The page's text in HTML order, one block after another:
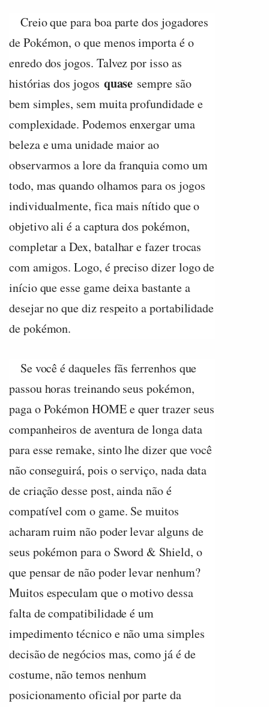
Creio que para boa parte dos jogadores
de Pokémon, o que menos importa é o
enredo dos jogos. Talvez por isso as
histórias dos jogos quase sempre são
bem simples, sem muita profundidade e
complexidade. Podemos enxergar uma
beleza e uma unidade maior ao
observarmos a lore da franquia como um
todo, mas quando olhamos para os jogos
individualmente, fica mais nítido que o
objetivo ali é a captura dos pokémon,
completar a Dex, batalhar e fazer trocas
com amigos. Logo, é preciso dizer logo de
início que esse game deixa bastante a
desejar no que diz respeito a portabilidade
de pokémon.
Se você é daqueles fãs ferrenhos que
passou horas treinando seus pokémon,
paga o Pokémon HOME e quer trazer seus
companheiros de aventura de longa data
para esse remake, sinto lhe dizer que você
não conseguirá, pois o serviço, nada data
de criação desse post, ainda não é
compatível com o game. Se muitos
acharam ruim não poder levar alguns de
seus pokémon para o Sword & Shield, o
que pensar de não poder levar nenhum?
Muitos especulam que o motivo dessa
falta de compatibilidade é um
impedimento técnico e não uma simples
decisão de negócios mas, como já é de
costume, não temos nenhum
posicionamento oficial por parte da